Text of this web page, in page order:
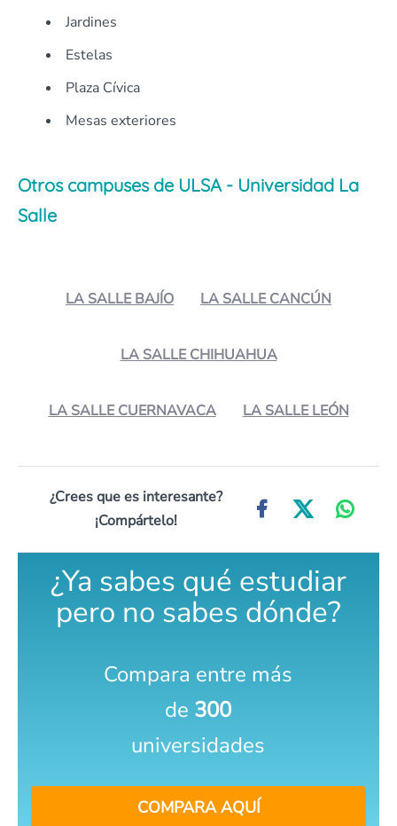
Jardines
Estelas
Plaza Cívica
Mesas exteriores
Otros campuses de ULSA - Universidad La
Salle
LA SALLE BAJÍO LA SALLE CANCÚN
LA SALLE CHIHUAHUA
LA SALLE CUERNAVACA LA SALLE LEÓN
¿Crees que es interesante?
¡Compártelo!
¿Ya sabes qué estudiar
pero no sabes dónde?
Compara entre más
de 300
universidades
COMPARA AQUÍ